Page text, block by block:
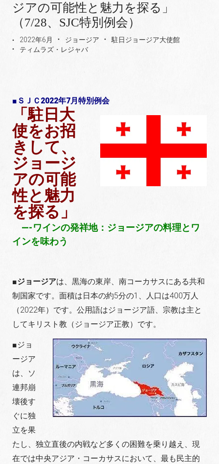
ジアの可能性と魅力を探る」
（7/28、SJC特別例会）
2022年6月 ジョージア
駐日ジョージア大使館
ティムラズ・レジャバ
■ＳＪＣ2022年7月特別例会
「駐日大
使をお招
きして、
ジョージ
アの可能
性と魅力
を探る」
—-ワインの発祥地：ジョージアの料理とワ
インを味わう
■ジョージアは、黒海の東岸、南コーカサスにある共和
制国家です。面積は日本の約5分の1、人口は400万人
（2022年）です。公用語はジョージア語、宗教は主と
してキリ スト教（ジョージア正教）です。
■ジョ
ージア
は、ソ
連邦崩
壊後す
ぐに独
立を果
たし、独立直後の内戦など多くの困難を乗り越え、現
在では中央アジア・コーカサスにおいて、最も民主的